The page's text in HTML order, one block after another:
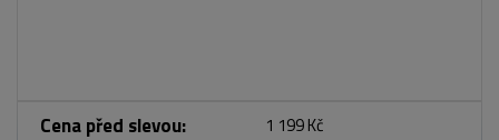
Cena před slevou: 1 199 Kč